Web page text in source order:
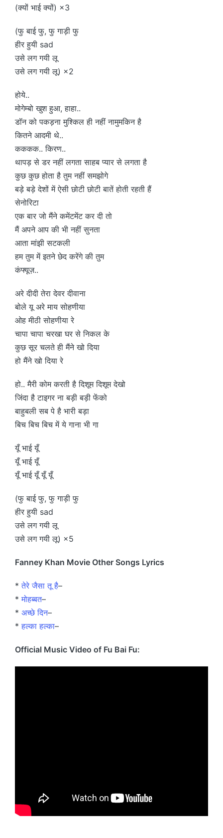
(क्यों भाई क्यों) ×3
(फु बाई फु, फु गाड़ी फु
हीर हुयी sad
उसे लग गयी लू
उसे लग गयी लू) ×2
होये..
मोगेम्बो खुश हुआ, हाहा..
डॉन को पकड़ना मुश्किल ही नहीं नामुमकिन है
कितने आदमी थे..
कककक.. किरण..
थापड़ से डर नहीं लगता साहब प्यार से लगता है
कुछ कुछ होता है तुम नहीं समझोगे
बड़े बड़े देशों में ऐसी छोटी छोटी बातें होती रहती हैं
सेनोरिटा
एक बार जो मैंने कमेंटमेंट कर दी तो
मैं अपने आप की भी नहीं सुनता
आता मांझी सटकली
हम तुम में इतने छेद करेंगे की तुम
कंफ्यूज़..
अरे दीदी तेरा देवर दीवाना
बोले यू अरे माय सोहणीया
ओह मीठी सोहणीया रे
चापा चापा चरखा घर से निकल के
कुछ सूर चलते ही मैंने खो दिया
हो मैंने खो दिया रे
हो.. मैरी कोम करती है दिशूम दिशूम देखो
जिंदा है टाइगर ना बड़ी बड़ी फेंको
बाहुबली सब पे है भारी बड़ा
बिच बिच बिच में ये गाना भी गा
यूँ भाई यूँ
यूँ भाई यूँ
यूँ भाई यूँ यूँ यूँ
(फु बाई फु, फु गाड़ी फु
हीर हुयी sad
उसे लग गयी लू
उसे लग गयी लू) ×5
Fanney Khan Movie Other Songs Lyrics
*तेरे जैसा तू है–
*मोहब्बत–
* अच्छे दिन–
*हल्का हल्का–
Official Music Video of Fu Bai Fu: